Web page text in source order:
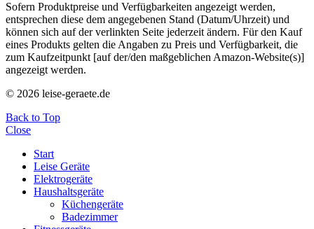
Sofern Produktpreise und Verfügbarkeiten angezeigt werden,
entsprechen diese dem angegebenen Stand (Datum/Uhrzeit) und
können sich auf der verlinkten Seite jederzeit ändern. Für den Kauf
eines Produkts gelten die Angaben zu Preis und Verfügbarkeit, die
zum Kaufzeitpunkt [auf der/den maßgeblichen Amazon-Website(s)]
angezeigt werden.
© 2026 leise-geraete.de
Back to Top
Close
Start
Leise Geräte
Elektrogeräte
Haushaltsgeräte
Küchengeräte
Badezimmer